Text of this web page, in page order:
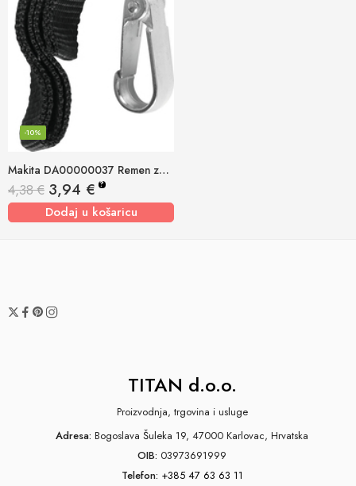
Makita DA00000037 Remen za rame
-10%
4,38€ 3,94 € ?
Dodaj u košaricu
TITAN d.o.o.
Proizvodnja, trgovina i usluge
Adresa: Bogoslava Šuleka 19, 47000 Karlovac, Hrvatska
OIB: 03973691999
Telefon: +385 47 63 63 11